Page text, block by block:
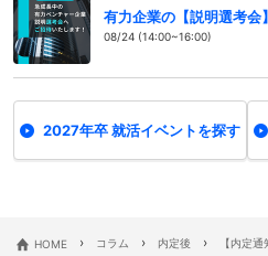
有力企業の【説明選考会
08/24 (14:00~16:00)
2027年卒 就活イベントを探す
HOME › コラム › 内定後 › 【内定